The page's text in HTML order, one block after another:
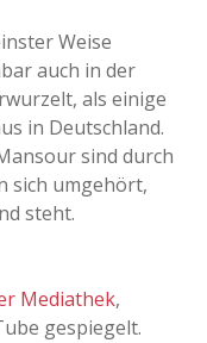
Weise
auch in der
als einige
in Deutschland.
sind durch
sich umgehört,
steht.
Mediathek,
gespiegelt.